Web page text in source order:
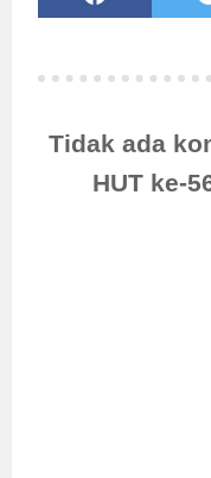
Tidak ada
HUT ke-